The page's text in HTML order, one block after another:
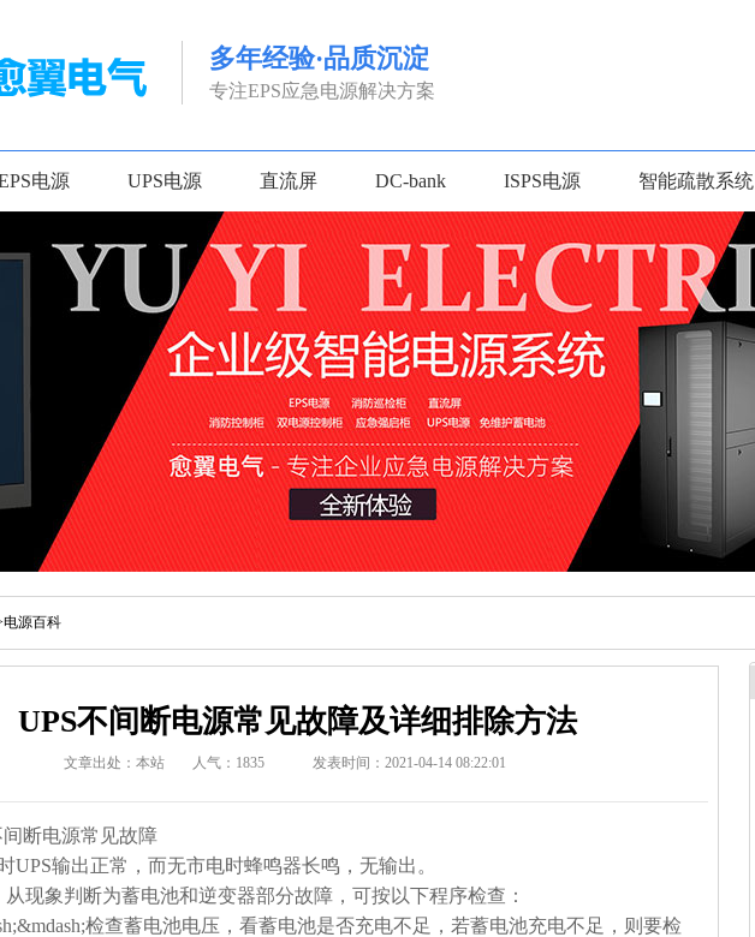
多年经验·品质沉淀
专注EPS应急电源解决方案
电源 UPS电源 直流屏 DC-bank ISPS电源 智能疏散系统
电源百科
UPS不间断电源常见故障及详细排除方法
文章出处：本站 人气： 1835 发表时间：2021-04-14 08:22:01
间断电源常见故障
UPS输出正常，而无市电时蜂鸣器长鸣，无输出。
从现象判断为蓄电池和逆变器部分故障，可按以下程序检查：
检查蓄电池电压，看蓄电池是否充电不足，若蓄电池充电不足，则要检